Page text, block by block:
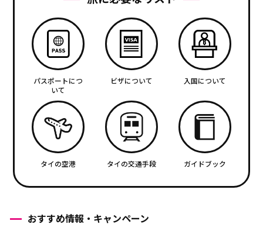
パスポートにつ
いて
ビザについて 入国について
タイの空港 タイの交通手段 ガイドブック
おすすめ情報・キャンペーン